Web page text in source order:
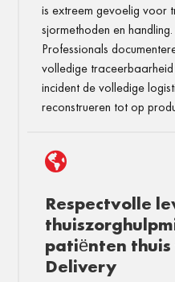
is extreem gevoelig voor
sjormethoden en
Professionals
volledige
incident de volledige
reconstrueren tot op

Respectvolle
patiënten
Delivery